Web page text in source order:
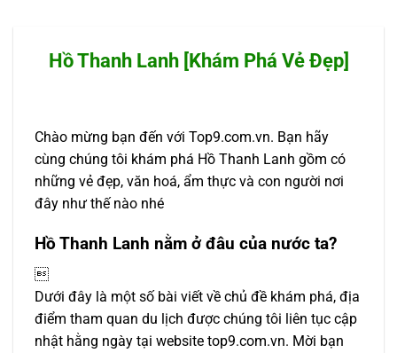
Hồ Thanh Lanh [Khám Phá Vẻ Đẹp]
Chào mừng bạn đến với Top9.com.vn. Bạn hãy
cùng chúng tôi khám phá Hồ Thanh Lanh gồm có
những vẻ đẹp, văn hoá, ẩm thực và con người nơi
đây như thế nào nhé
Hồ Thanh Lanh nằm ở đâu của nước ta?

Dưới đây là một số bài viết về chủ đề khám phá, địa
điểm tham quan du lịch được chúng tôi liên tục cập
nhật hằng ngày tại website top9.com.vn. Mời bạn